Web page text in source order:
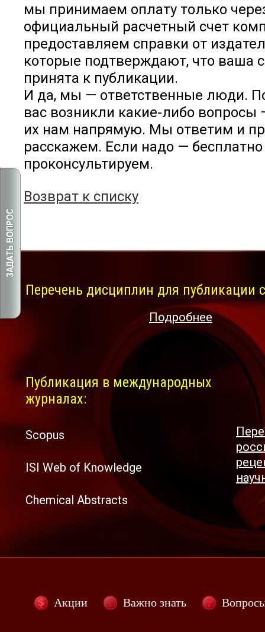
мы принимаем оплату только
официальный расчетный счет
предоставляем справки от
которые подтверждают, что ваша
принята к публикации.
И да, мы — ответственные люди.
вас возникли какие-либо вопросы
их нам напрямую. Мы ответим и
расскажем. Если надо — бесплатно
проконсультируем.
Возврат к списку
Перечень дисциплин для публикации
Подробнее
Публикация в международных
журналах:
Scopus
ISI Web of Knowledge
Chemical Abstracts
Акции Важно знать